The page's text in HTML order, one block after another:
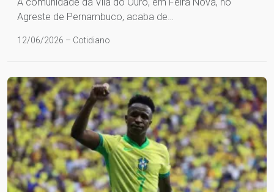
Agreste de Pernambuco, acaba de…
12/06/2026 – Cotidiano